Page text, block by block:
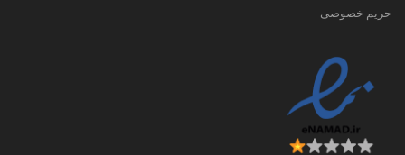
حریم خصوصی